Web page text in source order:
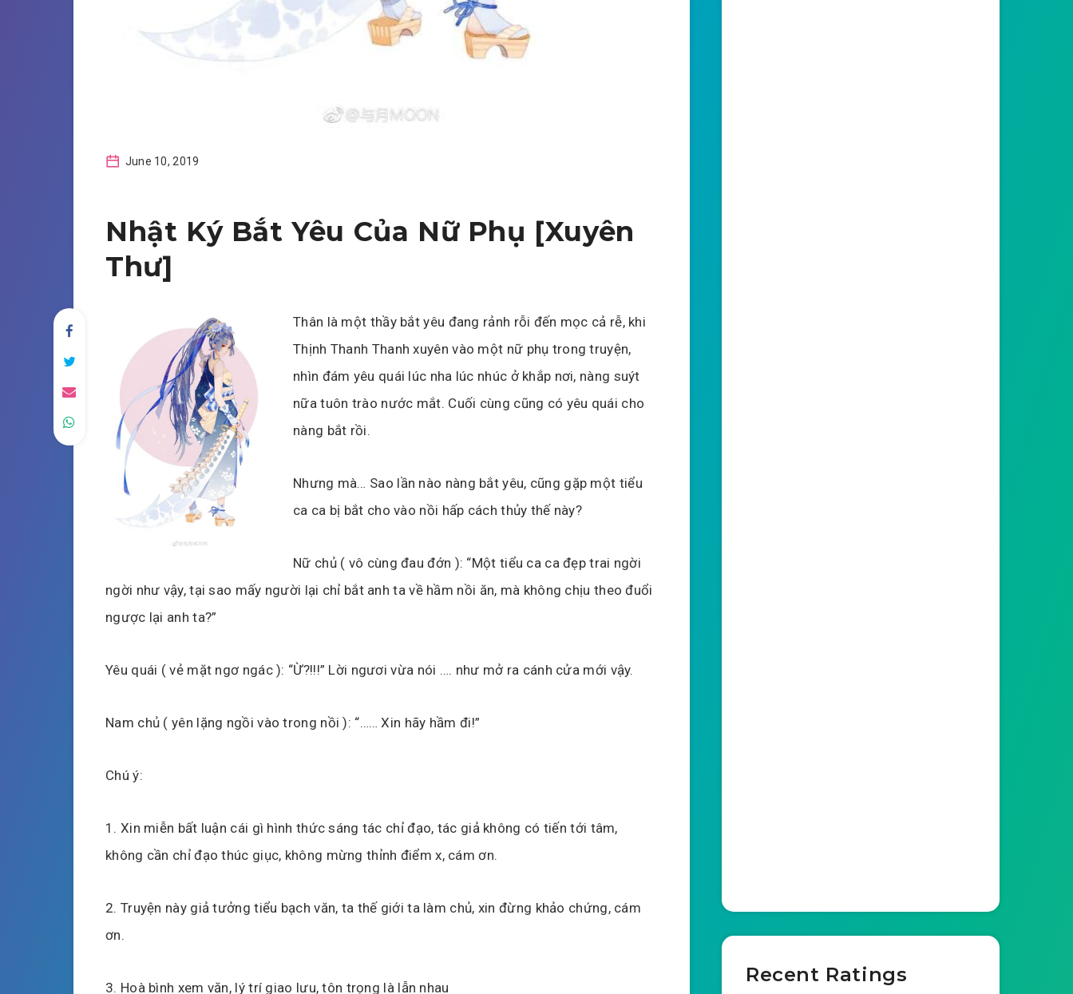
June 10, 2019
Nhật Ký Bắt Yêu Của Nữ Phụ [Xuyên
Thư]
Thân là một thầy bắt yêu đang rảnh rỗi đến mọc cả rễ, khi
Thịnh Thanh Thanh xuyên vào một nữ phụ trong truyện,
nhìn đám yêu quái lúc nha lúc nhúc ở khắp nơi, nàng suýt
nữa tuôn trào nước mắt. Cuối cùng cũng có yêu quái cho
nàng bắt rồi.
Nhưng mà… Sao lần nào nàng bắt yêu, cũng gặp một tiểu
ca ca bị bắt cho vào nồi hấp cách thủy thế này?
Nữ chủ ( vô cùng đau đớn ): “Một tiểu ca ca đẹp trai ngời
ngời như vậy, tại sao mấy người lại chỉ bắt anh ta về hầm nồi ăn, mà không chịu theo đuổi
ngược lại anh ta?”
Yêu quái ( vẻ mặt ngơ ngác ): “Ừ?!!!” Lời ngươi vừa nói …. như mở ra cánh cửa mới vậy.
Nam chủ ( yên lặng ngồi vào trong nồi ): “…… Xin hãy hầm đi!”
Chú ý:
1. Xin miễn bất luận cái gì hình thức sáng tác chỉ đạo, tác giả không có tiến tới tâm,
không cần chỉ đạo thúc giục, không mừng thỉnh điểm x, cám ơn.
2. Truyện này giả tưởng tiểu bạch văn, ta thế giới ta làm chủ, xin đừng khảo chứng, cám
ơn.
3. Hoà bình xem văn, lý trí giao lưu, tôn trọng là lẫn nhau
Recent Ratings